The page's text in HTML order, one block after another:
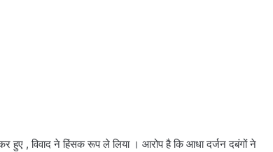
हुए , विवाद ने हिंसक रूप ले लिया । आरोप है कि आधा दर्जन दबंगों ने